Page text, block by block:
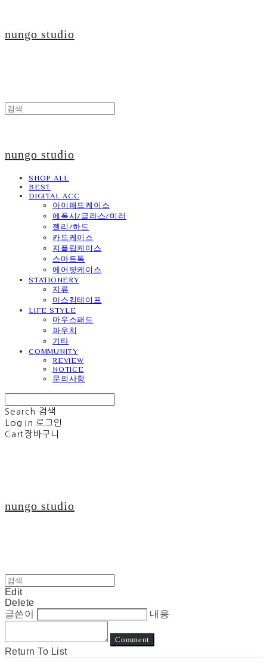
nungo studio
nungo studio
SHOP ALL
BEST
DIGITAL ACC
아이패드케이스
에폭시/글라스/미러
젤리/하드
카드케이스
지플립케이스
스마트톡
에어팟케이스
STATIONERY
지류
마스킹테이프
LIFE STYLE
마우스패드
파우치
기타
COMMUNITY
REVIEW
NOTICE
문의사항
Search 검색
Log In 로그인
Cart장바구니
nungo studio
Edit
Delete
글쓴이
내용
Comment
Return To List